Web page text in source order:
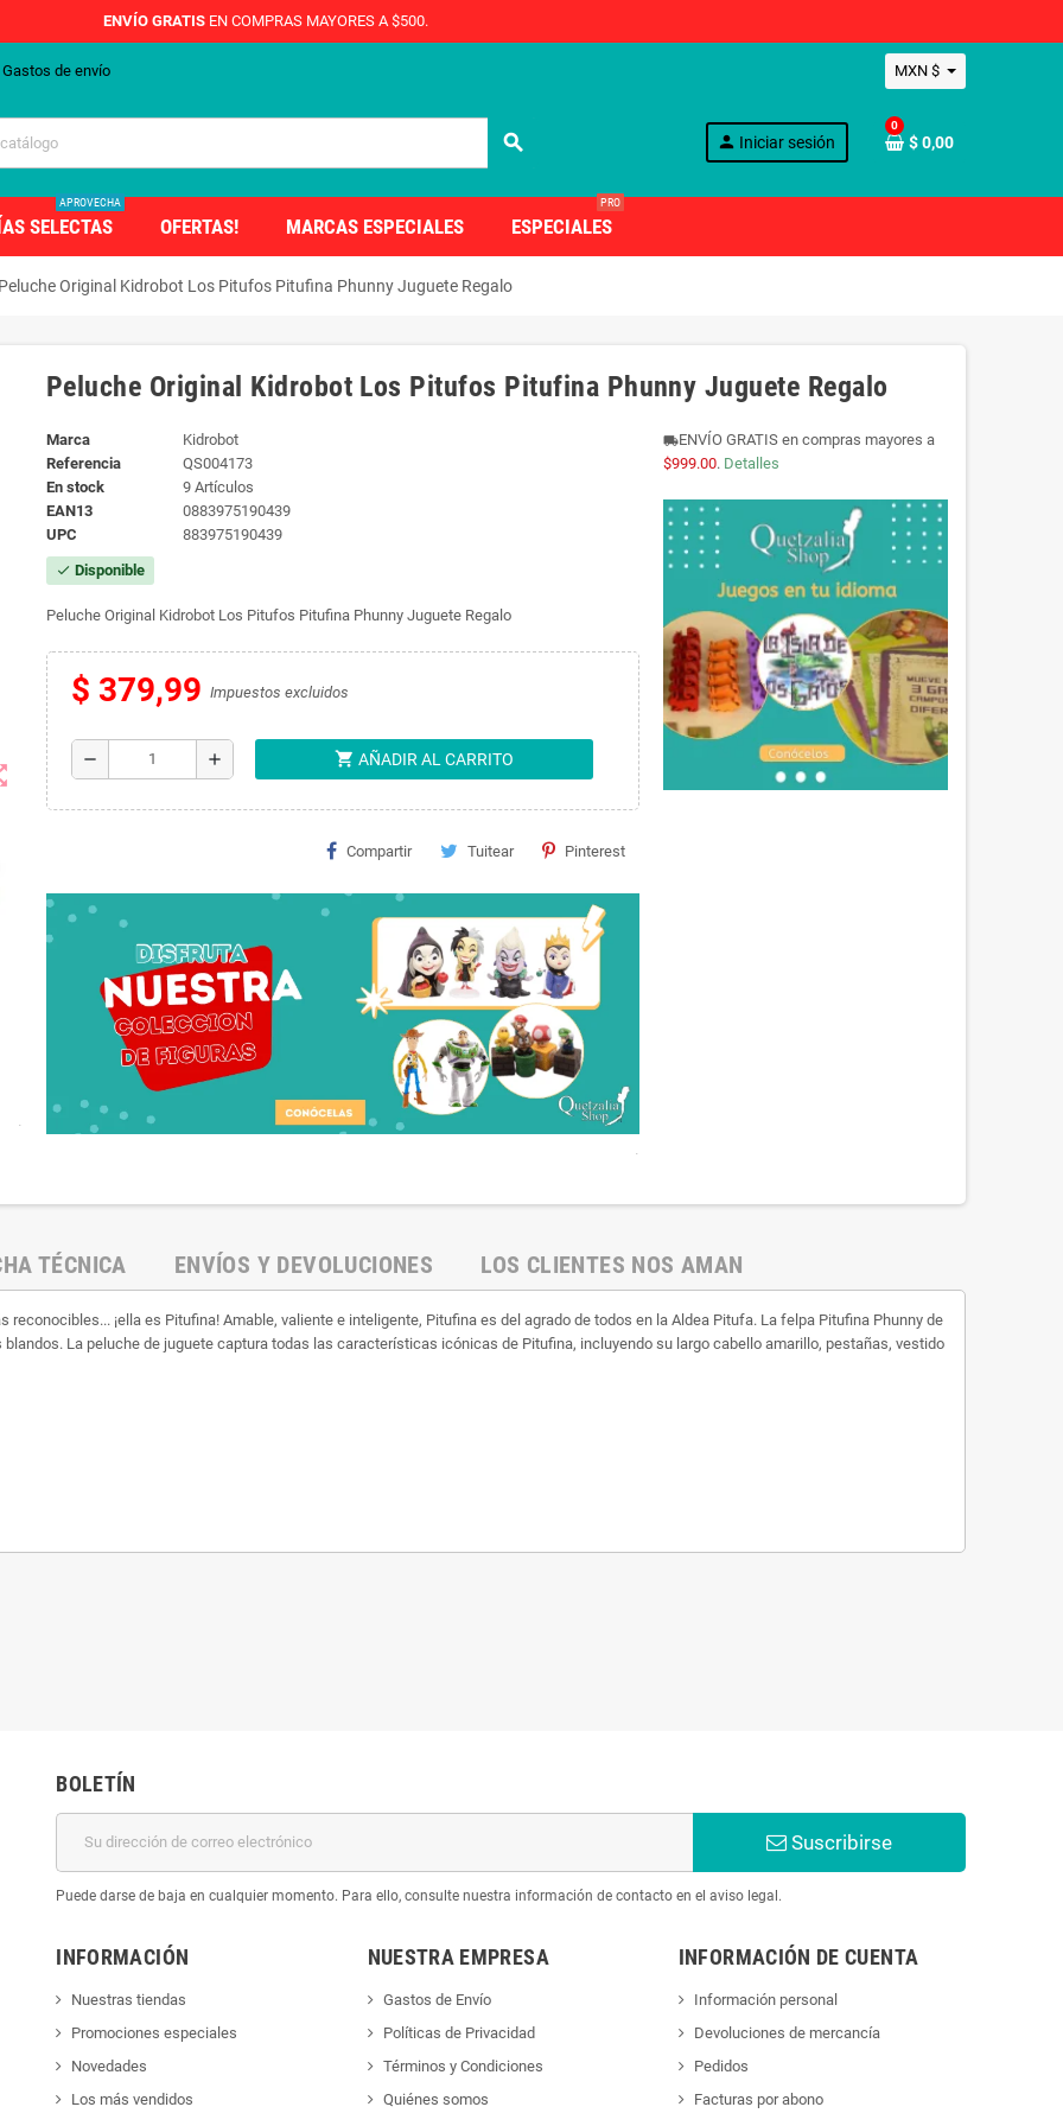
ENVÍO GRATIS EN COMPRAS MAYORES A $500.
Gastos de envío MXN $
search person Iniciar sesión
0
$ 0,00
SELECTAS
APROVECHA
OFERTAS! MARCAS ESPECIALES ESPECIALES
PRO
Peluche Original Kidrobot Los Pitufos Pitufina Phunny Juguete Regalo
.
Peluche Original Kidrobot Los Pitufos Pitufina Phunny Juguete Regalo
Marca
Kidrobot
Referencia
QS004173
En stock
9 Artículos
EAN13
0883975190439
UPC
883975190439
check Disponible
Peluche Original Kidrobot Los Pitufos Pitufina Phunny Juguete Regalo
$ 379,99 Impuestos excluidos
remove add shopping_cart AÑADIR AL CARRITO
Compartir Tuitear Pinterest
.
local_shippingENVÍO GRATIS en compras mayores a
$999.00. Detalles
TÉCNICA ENVÍOS Y DEVOLUCIONES LOS CLIENTES NOS AMAN
¡ella es Pitufina! Amable, valiente e inteligente, Pitufina es del agrado de todos en la Aldea Pitufa. La felpa Pitufina Phunny de
La peluche de juguete captura todas las características icónicas de Pitufina, incluyendo su largo cabello amarillo, pestañas, vestido
BOLETÍN
Suscribirse
Puede darse de baja en cualquier momento. Para ello, consulte nuestra información de contacto en el aviso legal.
INFORMACIÓN
Nuestras tiendas
Promociones especiales
Novedades
Los más vendidos
NUESTRA EMPRESA
Gastos de Envío
Políticas de Privacidad
Términos y Condiciones
Quiénes somos
INFORMACIÓN DE CUENTA
Información personal
Devoluciones de mercancía
Pedidos
Facturas por abono